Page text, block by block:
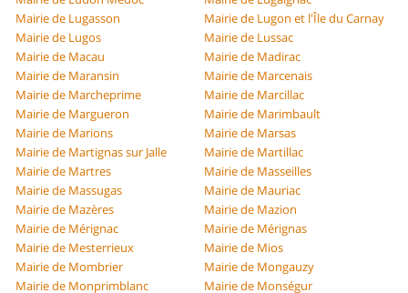
Mairie de Lugasson
Mairie de Lugon et l'Île du Carnay
Mairie de Lugos
Mairie de Lussac
Mairie de Macau
Mairie de Madirac
Mairie de Maransin
Mairie de Marcenais
Mairie de Marcheprime
Mairie de Marcillac
Mairie de Margueron
Mairie de Marimbault
Mairie de Marions
Mairie de Marsas
Mairie de Martignas sur Jalle
Mairie de Martillac
Mairie de Martres
Mairie de Masseilles
Mairie de Massugas
Mairie de Mauriac
Mairie de Mazères
Mairie de Mazion
Mairie de Mérignac
Mairie de Mérignas
Mairie de Mesterrieux
Mairie de Mios
Mairie de Mombrier
Mairie de Mongauzy
Mairie de Monprimblanc
Mairie de Monségur